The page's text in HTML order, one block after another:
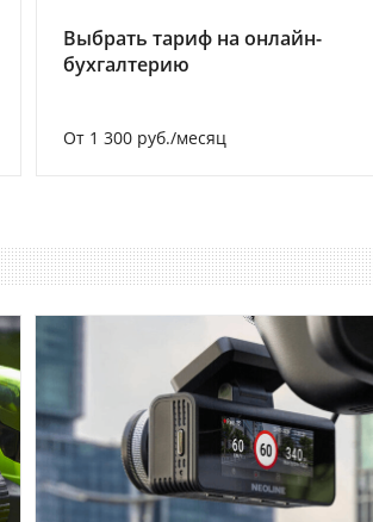
Выбрать тариф на онлайн-
бухгалтерию
От 1 300 руб./месяц